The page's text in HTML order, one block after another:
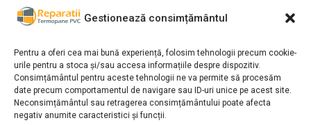
Gestionează consimțământul
Pentru a oferi cea mai bună experiență, folosim tehnologii precum cookie-
urile pentru a stoca și/sau accesa informațiile despre dispozitiv.
Consimțământul pentru aceste tehnologii ne va permite să procesăm
date precum comportamentul de navigare sau ID-uri unice pe acest site.
Neconsimțământul sau retragerea consimțământului poate afecta
negativ anumite caracteristici și funcții.
in legatura cu termopanele?
Contacteaza-ne si incercam sa-ti
oferim cea mai buna solutie.